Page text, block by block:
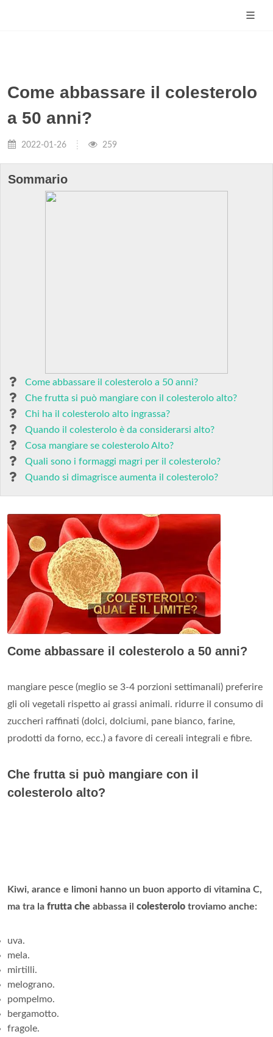
Come abbassare il colesterolo
a 50 anni?
2022-01-26 259
Sommario
Come abbassare il colesterolo a 50 anni?
Che frutta si può mangiare con il colesterolo alto?
Chi ha il colesterolo alto ingrassa?
Quando il colesterolo è da considerarsi alto?
Cosa mangiare se colesterolo Alto?
Quali sono i formaggi magri per il colesterolo?
Quando si dimagrisce aumenta il colesterolo?
Come abbassare il colesterolo a 50 anni?
mangiare pesce (meglio se 3-4 porzioni settimanali) preferire
gli oli vegetali rispetto ai grassi animali. ridurre il consumo di
zuccheri raffinati (dolci, dolciumi, pane bianco, farine,
prodotti da forno, ecc.) a favore di cereali integrali e fibre.
Che frutta si può mangiare con il
colesterolo alto?
Kiwi, arance e limoni hanno un buon apporto di vitamina C,
ma tra la frutta che abbassa il colesterolo troviamo anche:
uva.
mela.
mirtilli.
melograno.
pompelmo.
bergamotto.
fragole.